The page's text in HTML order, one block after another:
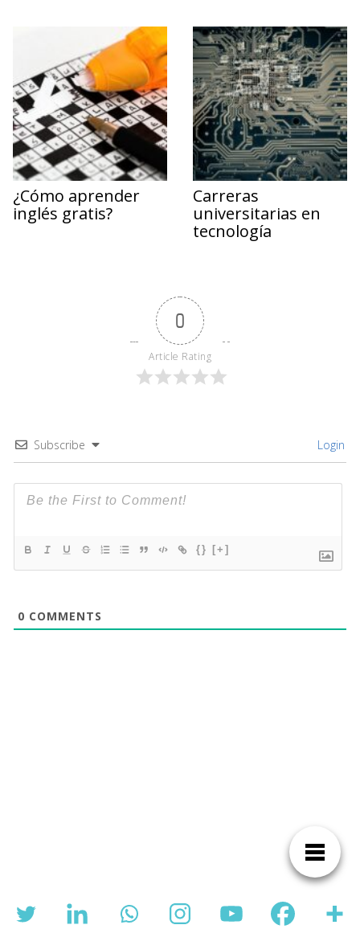
¿Cómo aprender
inglés gratis?
Carreras
universitarias en
tecnología
0
Article Rating
Subscribe Login
{} [+]
0 COMMENTS